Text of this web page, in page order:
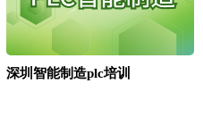
深圳智能制造plc培训